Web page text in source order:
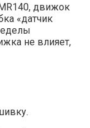
движок
«датчик
не влияет,